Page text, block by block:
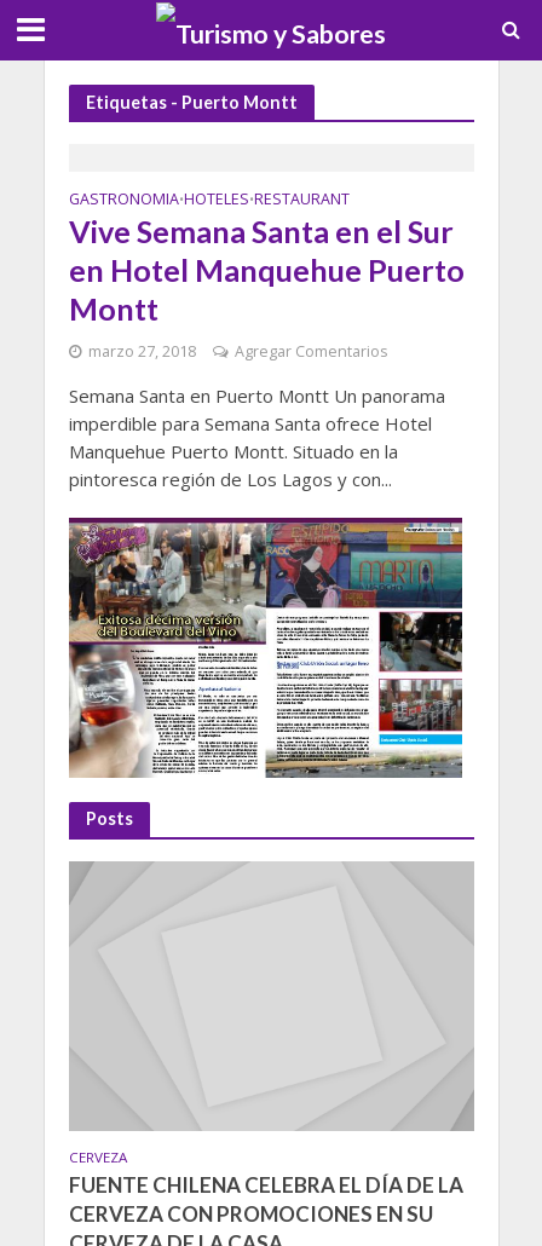
Etiquetas - Puerto Montt
GASTRONOMIA•HOTELES•RESTAURANT
Vive Semana Santa en el Sur
en Hotel Manquehue Puerto
Montt
marzo 27, 2018 Agregar Comentarios
Semana Santa en Puerto Montt Un panorama
imperdible para Semana Santa ofrece Hotel
Manquehue Puerto Montt. Situado en la
pintoresca región de Los Lagos y con...
Posts
CERVEZA
FUENTE CHILENA CELEBRA EL DÍA DE LA
CERVEZA CON PROMOCIONES EN SU